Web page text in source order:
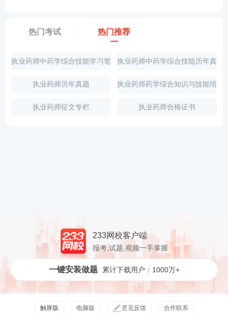
热门考试 热门推荐
执业药师中药学综合技能学习笔 执业药师中药学综合技能历年真
题
执业药师历年真题 执业药师药学综合知识与技能培
训视频
执业药师征文专栏 执业药师合格证书
233网校客户端
报考,试题,视频一手掌握
一键安装做题 累计下载用户：1000万+
触屏版 电脑版 意见反馈 合作联系